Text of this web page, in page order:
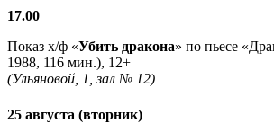
17.00
Показ х/ф «Убить дракона» по пьесе
1988, 116 мин.), 12+
(Ульяновой, 1, зал № 12)
25 августа (вторник)